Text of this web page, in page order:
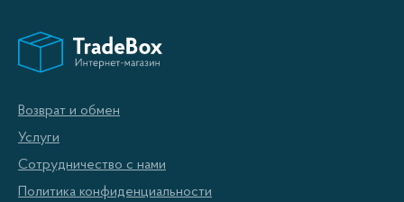
Возврат и обмен
Услуги
Сотрудничество с нами
Политика конфиденциальности